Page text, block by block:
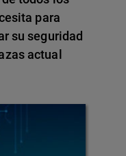
para
su seguridad
actual